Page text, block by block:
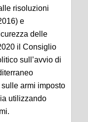
risoluzioni
e
delle
il Consiglio
sull’avvio di
sulle armi imposto
utilizzando